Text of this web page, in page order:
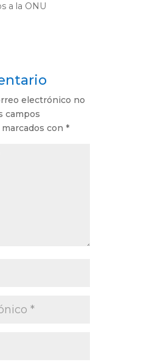
a la ONU
electrónico no
campos
con *